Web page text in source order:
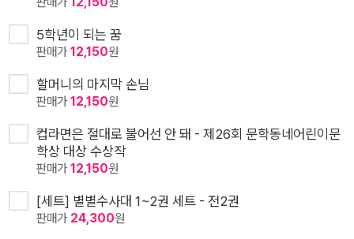
5학년이 되는 꿈
판매가12,150원
할머니의 마지막 손님
판매가12,150원
컵라면은 절대로 불어선 안 돼 - 제26회 문학동네어린이문
학상 대상 수상작
판매가12,150원
[세트] 별별수사대 1~2권 세트 - 전2권
판매가 24,300원